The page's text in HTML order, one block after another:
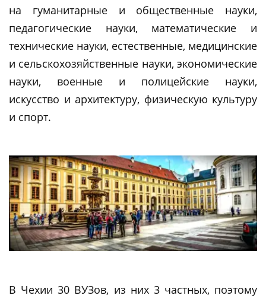
на гуманитарные и общественные науки,
педагогические науки, математические и
технические науки, естественные, медицинские
и сельскохозяйственные науки, экономические
науки, военные и полицейские науки,
искусство и архитектуру, физическую культуру
и спорт.
В Чехии 30 ВУЗов, из них 3 частных, поэтому